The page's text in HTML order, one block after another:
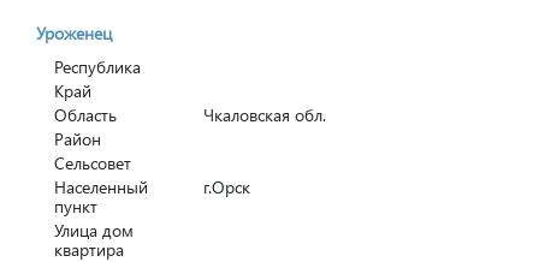
Уроженец
Республика
Край
Область
Чкаловская обл.
Район
Сельсовет
Населенный
пункт
г.Орск
Улица дом
квартира